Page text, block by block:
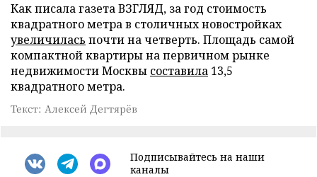
Как писала газета ВЗГЛЯД, за год стоимость
квадратного метра в столичных новостройках
увеличилась почти на четверть. Площадь самой
компактной квартиры на первичном рынке
недвижимости Москвы составила 13,5
квадратного метра.
Текст: Алексей Дегтярёв
Подписывайтесь на наши
каналы